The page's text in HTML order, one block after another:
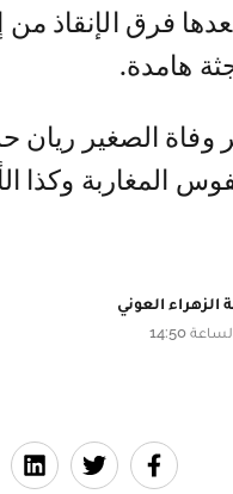
فرق الإنقاذ
هامدة.
الصغير ريان
المغاربة وكذا
الزهراء العوني